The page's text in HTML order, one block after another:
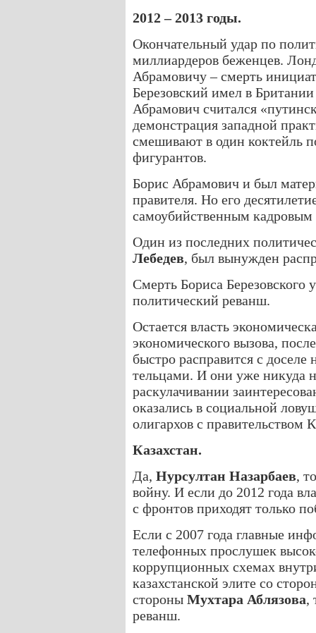
2012 – 2013 годы.
Окончательный удар по
миллиардеров беженцев.
Абрамовичу – смерть
Березовский имел в
Абрамович считался
демонстрация западной
смешивают в один коктейль
фигурантов.
Борис Абрамович и был
правителя. Но его
самоубийственным
Один из последних
Лебедев, был вынужден
Смерть Бориса
политический реванш.
Остается власть
экономического вызова,
быстро расправится с
тельцами. И они уже никуда
раскулачивании
оказались в социальной
олигархов с правительством
Казахстан.
Да, Нурсултан Назарбаев,
войну. И если до 2012 года
с фронтов приходят только
Если с 2007 года главные
телефонных прослушек
коррупционных схемах
казахстанской элите со
стороны Мухтара Аблязова,
реванш.